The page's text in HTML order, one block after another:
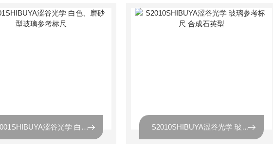
S3001SHIBUYA涩谷光学 白色、磨砂型玻璃参考标尺 S2010SHIBUYA涩谷光学 玻璃参考标尺 合成石英型